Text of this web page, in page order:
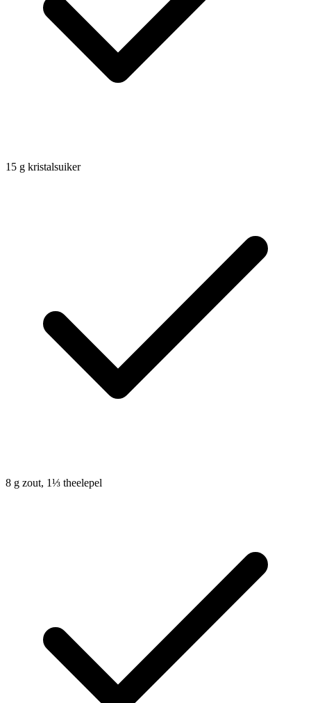
15 g kristalsuiker
8 g zout, 1⅓ theelepel